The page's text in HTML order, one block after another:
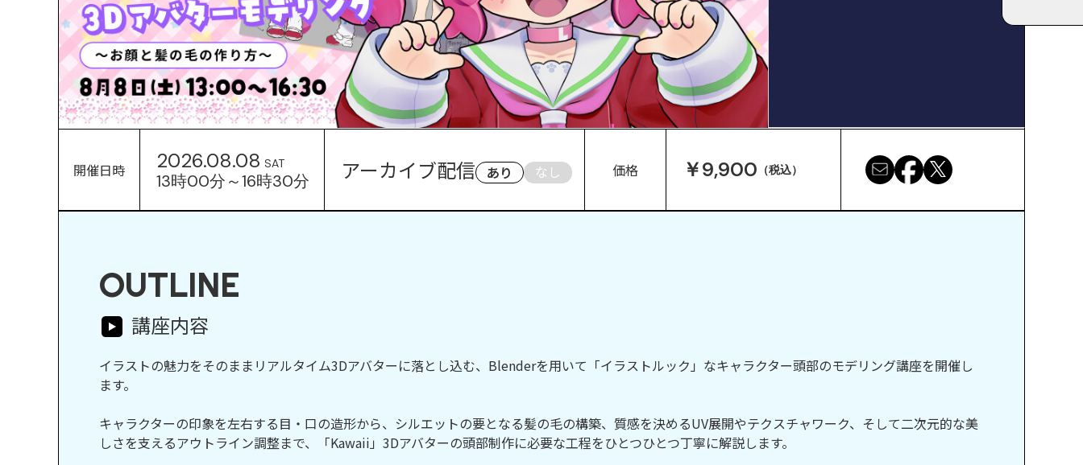
開催日時 2026.08.08 SAT
13時00分～16時30分 アーカイブ配信 あり なし 価格 ￥9,900 （税込）
OUTLINE
講座内容
イラストの魅力をそのままリアルタイム3Dアバターに落とし込む、Blenderを用いて「イラストルック」なキャラクター頭部のモデリング講座を開催し
ます。
キャラクターの印象を左右する目・口の造形から、シルエットの要となる髪の毛の構築、質感を決めるUV展開やテクスチャワーク、そして二次元的な美
しさを支えるアウトライン調整まで、「Kawaii」3Dアバターの頭部制作に必要な工程をひとつひとつ丁寧に解説します。